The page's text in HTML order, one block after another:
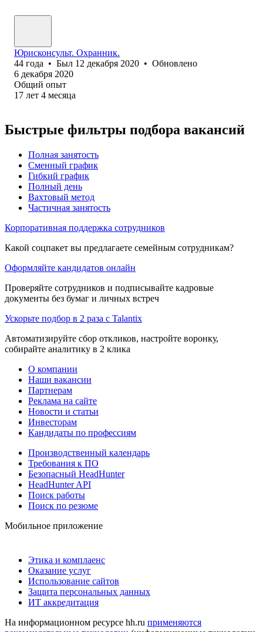
Юрисконсульт. Охранник.
44 года • Был 12 декабря 2020 • Обновлено
6 декабря 2020
Общий опыт
17 лет 4 месяца
Быстрые фильтры подбора вакансий
Полная занятость
Сменный график
Гибкий график
Полный день
Вахтовый метод
Частичная занятость
Корпоративная поддержка сотрудников
Какой соцпакет вы предлагаете семейным сотрудникам?
Оформляйте кандидатов онлайн
Проверяйте сотрудников и подписывайте кадровые
документы без бумаг и личных встреч
Ускорьте подбор в 2 раза с Talantix
Автоматизируйте сбор откликов, настройте воронку,
собирайте аналитику в 2 клика
О компании
Наши вакансии
Партнерам
Реклама на сайте
Новости и статьи
Инвесторам
Кандидаты по профессиям
Производственный календарь
Требования к ПО
Безопасный HeadHunter
HeadHunter API
Поиск работы
Поиск по резюме
Мобильное приложение
Этика и комплаенс
Оказание услуг
Использование сайтов
Защита персональных данных
ИТ аккредитация
На информационном ресурсе hh.ru применяются